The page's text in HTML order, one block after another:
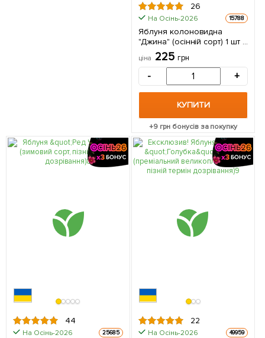
26
На Осінь-2026 15788
Яблуня колоновидна
"Джина" (осінній сорт) 1 шт в
упаковці
ціна 225 грн
- +
КУПИТИ
+9грн бонусів за покупку
44
На Осінь-2026 25685
22
На Осінь-2026 49959